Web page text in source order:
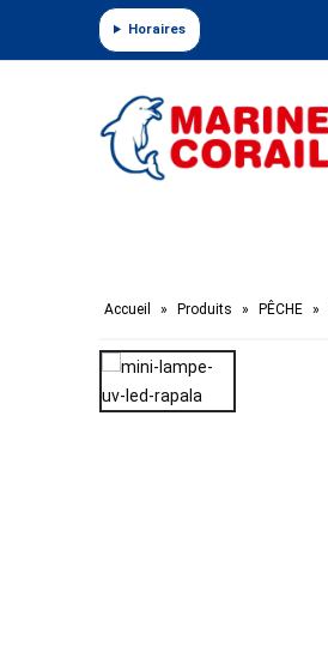
Horaires
Accueil » Produits » PÊCHE »
Panneau de gestion des cookies